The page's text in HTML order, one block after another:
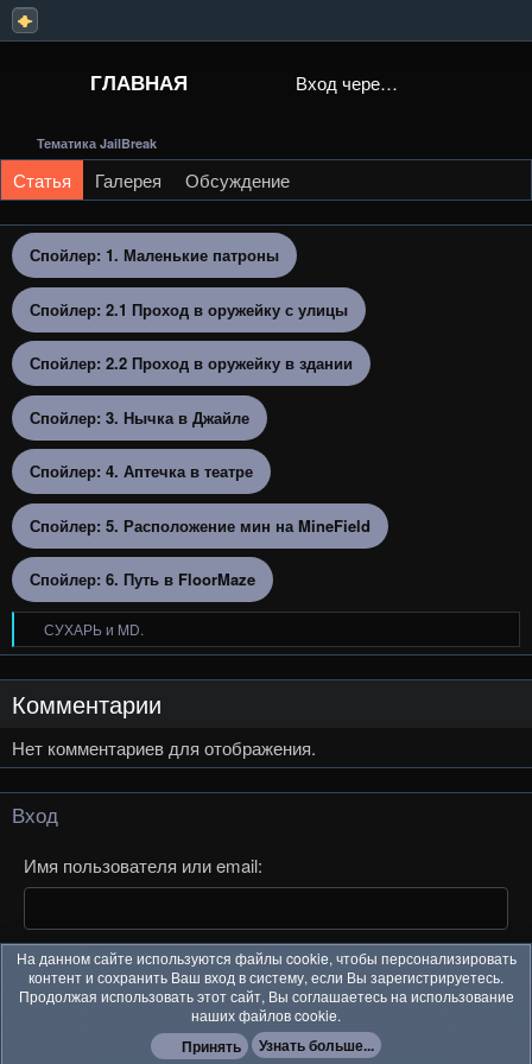
ГЛАВНАЯ Вход через Steam
Тематика JailBreak
Статья Галерея Обсуждение
Спойлер: 1. Маленькие патроны
Спойлер: 2.1 Проход в оружейку с улицы
Спойлер: 2.2 Проход в оружейку в здании
Спойлер: 3. Нычка в Джайле
Спойлер: 4. Аптечка в театре
Спойлер: 5. Расположение мин на MineField
Спойлер: 6. Путь в FloorMaze
е
к
ц
и
:
СУХАРЬи MD.
Комментарии
Нет комментариев для отображения.
Вход
Имя пользователя или email
Пароль
Забыли свой пароль?
На данном сайте используются файлы cookie, чтобы персонализировать
контент и сохранить Ваш вход в систему, если Вы зарегистрируетесь.
Продолжая использовать этот сайт, Вы соглашаетесь на использование
наших файлов cookie.
Принять Узнать больше...